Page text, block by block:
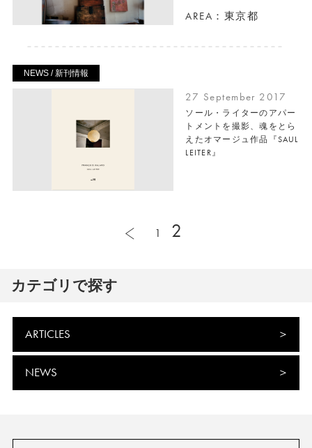
AREA：東京都
NEWS / 新刊情報
27 September 2017
ソール・ライターのアパー
トメントを撮影、魂をとら
えたオマージュ作品『SAUL
LEITER』
1 2
カテゴリで探す
ARTICLES
NEWS